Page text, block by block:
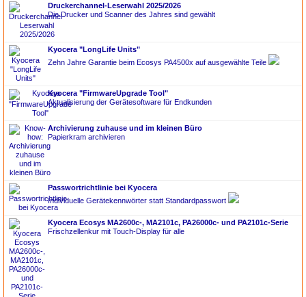
Druckerchannel-Leserwahl 2025/2026
Die Drucker und Scanner des Jahres sind gewählt
Kyocera "LongLife Units"
Zehn Jahre Garantie beim Ecosys PA4500x auf ausgewählte Teile
Kyocera "FirmwareUpgrade Tool"
Aktualisierung der Gerätesoftware für Endkunden
Archivierung zuhause und im kleinen Büro
Papierkram archivieren
Passwortrichtlinie bei Kyocera
Individuelle Gerätekennwörter statt Standardpasswort
Kyocera Ecosys MA2600c-, MA2101c, PA26000c- und PA2101c-Serie
Frischzellenkur mit Touch-Display für alle